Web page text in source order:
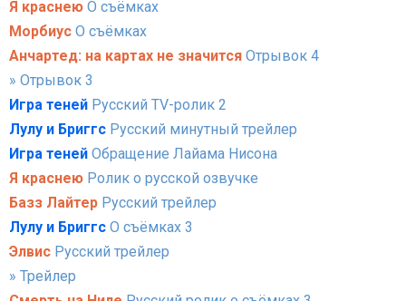
Я краснею О съёмках
Морбиус О съёмках
Анчартед: на картах не значится Отрывок 4
» Отрывок 3
Игра теней Русский TV-ролик 2
Лулу и Бриггс Русский минутный трейлер
Игра теней Обращение Лайама Нисона
Я краснею Ролик о русской озвучке
Базз Лайтер Русский трейлер
Лулу и Бриггс О съёмках 3
Элвис Русский трейлер
» Трейлер